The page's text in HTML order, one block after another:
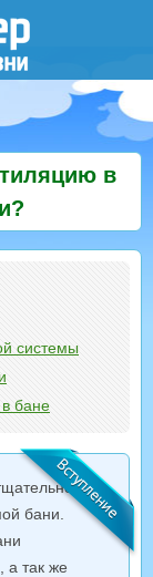
в
системы
бане
бани.
а так же